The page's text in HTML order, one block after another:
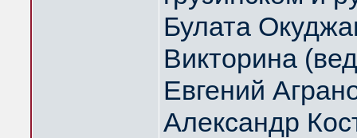
Булата
Викторина
Евгений
Александр